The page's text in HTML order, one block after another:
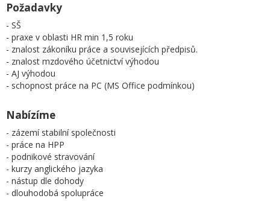
Požadavky
- SŠ
- praxe v oblasti HR min 1,5 roku
- znalost zákoníku práce a souvisejících předpisů.
- znalost mzdového účetnictví výhodou
- AJ výhodou
- schopnost práce na PC (MS Office podmínkou)
Nabízíme
- zázemí stabilní společnosti
- práce na HPP
- podnikové stravování
- kurzy anglického jazyka
- nástup dle dohody
- dlouhodobá spolupráce